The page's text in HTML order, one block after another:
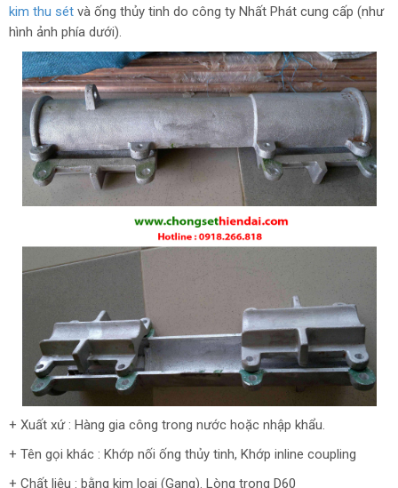
kim thu sét và ống thủy tinh do công ty Nhất Phát cung cấp (như
hình ảnh phía dưới).
+ Xuất xứ : Hàng gia công trong nước hoặc nhập khẩu.
+ Tên gọi khác : Khớp nối ống thủy tinh, Khớp inline coupling
+ Chất liệu : bằng kim loại (Gang). Lòng trong D60